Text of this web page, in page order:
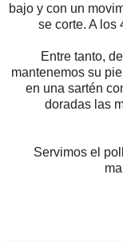
bajo y con un
se corte. A los
Entre tanto,
mantenemos su
en una sartén
doradas las
Servimos el